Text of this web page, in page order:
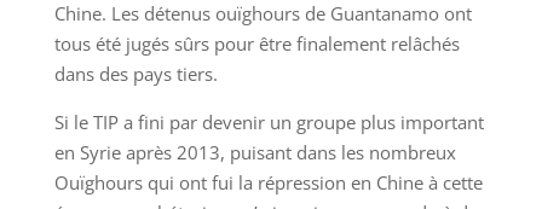
Chine. Les détenus ouïghours de Guantanamo ont
tous été jugés sûrs pour être finalement relâchés
dans des pays tiers.
Si le TIP a fini par devenir un groupe plus important
en Syrie après 2013, puisant dans les nombreux
Ouïghours qui ont fui la répression en Chine à cette